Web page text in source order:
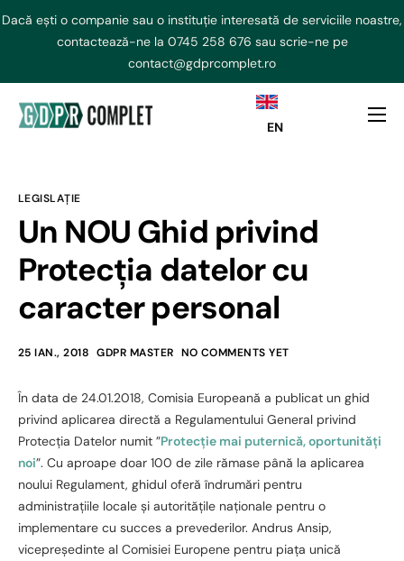
Dacă ești o companie sau o instituție interesată de serviciile noastre,
contactează-ne la 0745 258 676 sau scrie-ne pe
contact@gdprcomplet.ro
Consultanta GDPR
AI ACT
EN
LEGISLAȚIE
Un NOU Ghid privind
Protecția datelor cu
caracter personal
25 IAN., 2018 GDPR MASTER NO COMMENTS YET
În data de 24.01.2018, Comisia Europeană a publicat un ghid
privind aplicarea directă a Regulamentului General privind
Protecția Datelor numit ”Protecție mai puternică, oportunități
noi”. Cu aproape doar 100 de zile rămase până la aplicarea
noului Regulament, ghidul oferă îndrumări pentru
administrațiile locale și autoritățile naționale pentru o
implementare cu succes a prevederilor. Andrus Ansip,
vicepreședinte al Comisiei Europene pentru piața unică